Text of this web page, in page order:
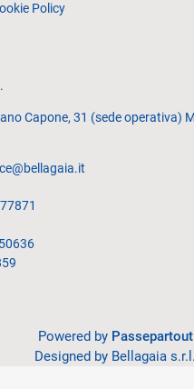
Policy
Capone, 31 (sede operativa)
Powered by Passepartout
Designed by Bellagaia s.r.l.